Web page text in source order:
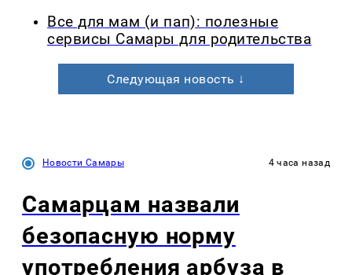
Все для мам (и пап): полезные
сервисы Самары для родительства
Следующая новость ↓
Новости Самары 4 часа назад
Самарцам назвали
безопасную норму
употребления арбуза в